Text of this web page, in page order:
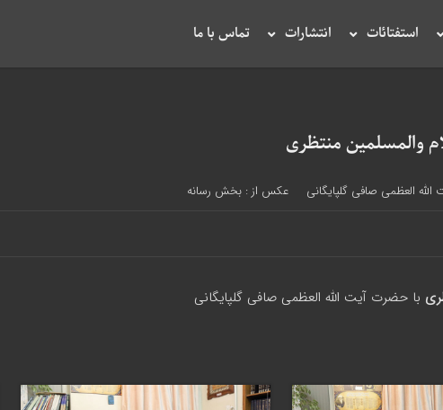
استفتائات انتشارات تماس با ما
والمسلمین منتظری
الله العظمی صافی گلپایگانی عکس از : بخش رسانه
با حضرت آیت الله العظمی صافی گلپایگانی